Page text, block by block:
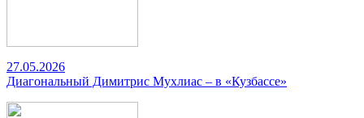
27.05.2026
Диагональный Димитрис Мухлиас – в «Кузбассе»